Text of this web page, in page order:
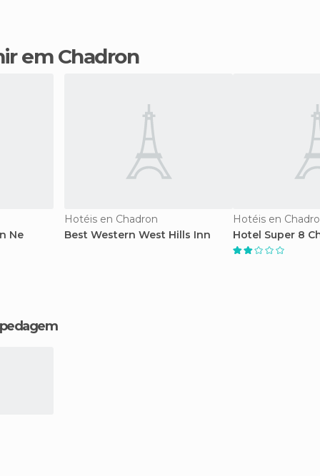
em Chadron
Ne
Hotéis en Chadron
Best Western West Hills Inn
Hotéis en
Hotel Super 8